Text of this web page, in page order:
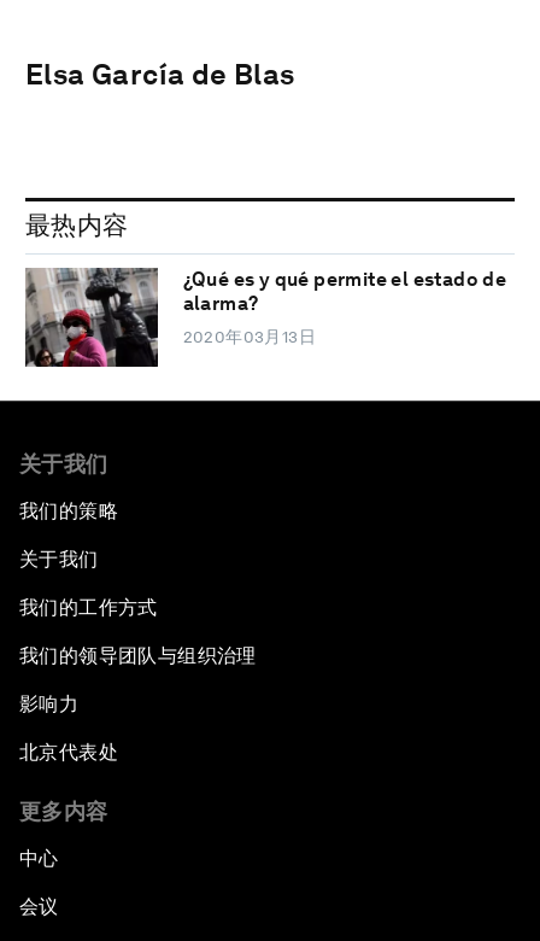
Elsa García de Blas
最热内容
¿Qué es y qué permite el estado de
alarma?
2020年03月13日
关于我们
我们的策略
关于我们
我们的工作方式
我们的领导团队与组织治理
影响力
北京代表处
更多内容
中心
会议